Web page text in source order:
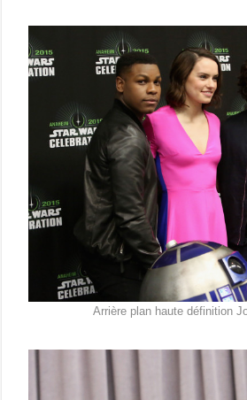
Arrière plan haute définition